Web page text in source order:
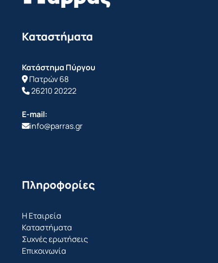
Καταστήματα
Κατάστημα Πύργου
Πατρών 68
26210 20222
E-mail:
info@parras.gr
Πληροφορίες
Η Εταιρεία
Καταστήματα
Συχνές ερωτήσεις
Επικοινωνία